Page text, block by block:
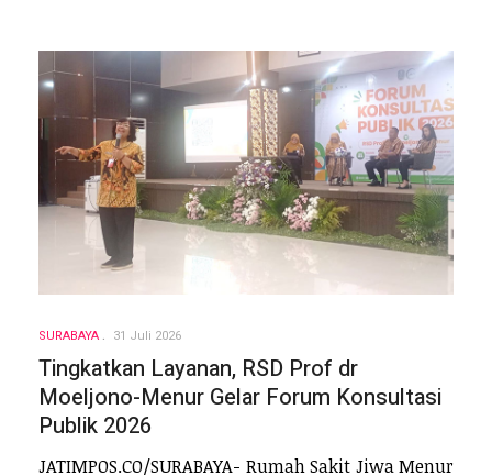
SURABAYA 31 Juli 2026
Tingkatkan Layanan, RSD Prof dr
Moeljono-Menur Gelar Forum Konsultasi
Publik 2026
JATIMPOS.CO/SURABAYA- Rumah Sakit Jiwa Menur